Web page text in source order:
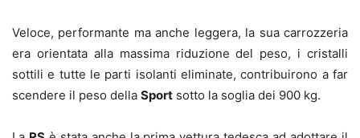
Veloce, performante ma anche leggera, la sua carrozzeria
era orientata alla massima riduzione del peso, i cristalli
sottili e tutte le parti isolanti eliminate, contribuirono a far
scendere il peso della Sport sotto la soglia dei 900 kg.